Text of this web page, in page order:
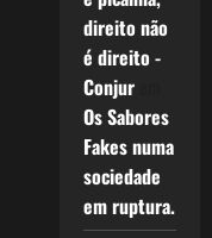
direito não
é direito -
Conjurem
Os Sabores
Fakes numa
sociedade
em ruptura.